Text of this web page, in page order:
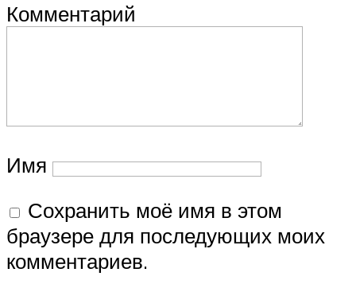
Комментарий
Имя
Сохранить моё имя в этом
браузере для последующих моих
комментариев.